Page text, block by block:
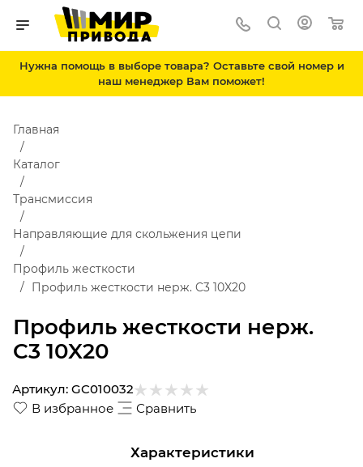
Нужна помощь в выборе товара? Оставьте свой номер и
наш менеджер Вам поможет!
Профиль жесткости нерж.
C3 10X20
Главная
Каталог
Трансмиссия
Направляющие для скольжения цепи
Профиль жесткости
Профиль жесткости нерж. C3 10X20
В избранное Сравнить
Артикул: GC010032
Характеристики